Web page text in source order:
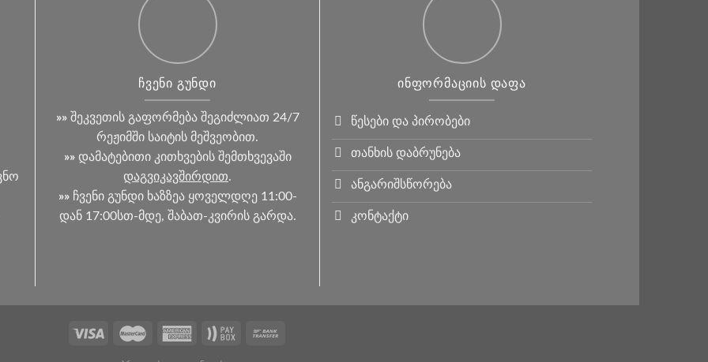
ᲩᲕᲔᲜᲘ ᲒᲣᲜᲓᲘ
»»შეკვეთის გაფორმება შეგიძლიათ 24/7
რეჟიმში საიტის მეშვეობით.
»»დამატებითი კითხვების შემთხვევაში
დაგვიკავშირდით.
»» ჩვენი გუნდი ხაზზეა ყოველდღე 11:00-
დან 17:00სთ-მდე, შაბათ-კვირის გარდა.
ᲘᲜᲤᲝᲠᲛᲐᲪᲘᲘᲡ ᲓᲐᲤᲐ
წესები და პირობები
თანხის დაბრუნება
ანგარიშსწორება
კონტაქტი